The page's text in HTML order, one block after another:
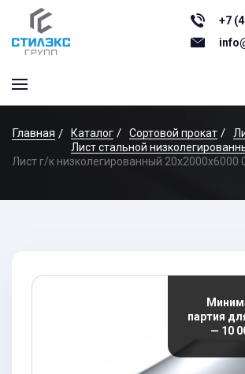
+7
Главная Каталог Сортовой прокат
Лист стальной
Лист г/к низколегированный 20x2000x6000
партия
— 10